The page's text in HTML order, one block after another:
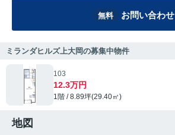
無料 お問い合わせ
ミランダヒルズ上大岡の募集中物件
103
12.3万円
1階 / 8.89坪(29.40㎡)
地図